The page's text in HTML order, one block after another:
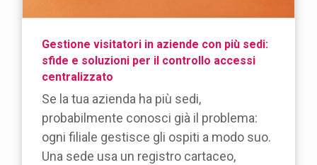
Gestione visitatori in aziende con più sedi:
sfide e soluzioni per il controllo accessi
centralizzato
Se la tua azienda ha più sedi,
probabilmente conosci già il problema:
ogni filiale gestisce gli ospiti a modo suo.
Una sede usa un registro cartaceo,